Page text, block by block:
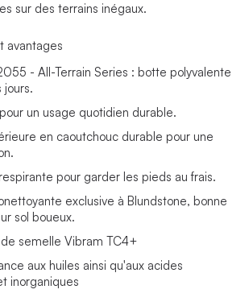
sur des terrains inégaux.
avantages
- All-Terrain Series : botte polyvalente
jours.
un usage quotidien durable.
en caoutchouc durable pour une
pour garder les pieds au frais.
exclusive à Blundstone, bonne
sol boueux.
semelle Vibram TC4+
aux huiles ainsi qu'aux acides
inorganiques